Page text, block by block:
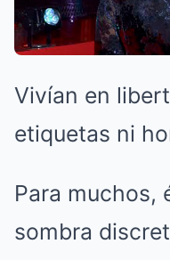
Vivían en
etiquetas ni
Para muchos,
sombra